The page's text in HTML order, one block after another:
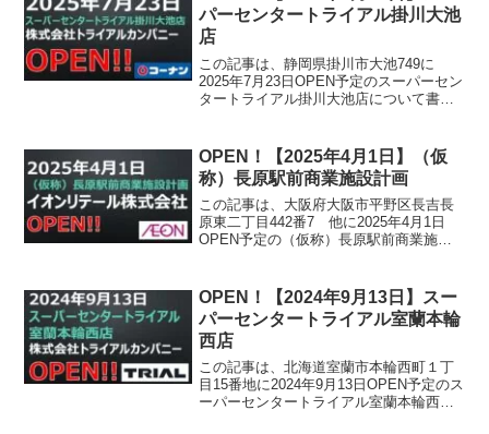
パーセンタートライアル掛川大池
店
この記事は、静岡県掛川市大池749に
2025年7月23日OPEN予定のスーパーセン
タートライアル掛川大池店について書か
OPEN！【2025年4月1日】（仮
称）長原駅前商業施設計画
この記事は、大阪府大阪市平野区長吉長
原東二丁目442番7 他に2025年4月1日
OPEN予定の（仮称）長原駅前商業施設
OPEN！【2024年9月13日】スー
パーセンタートライアル室蘭本輪
西店
この記事は、北海道室蘭市本輪西町１丁
目15番地に2024年9月13日OPEN予定のス
ーパーセンタートライアル室蘭本輪西店